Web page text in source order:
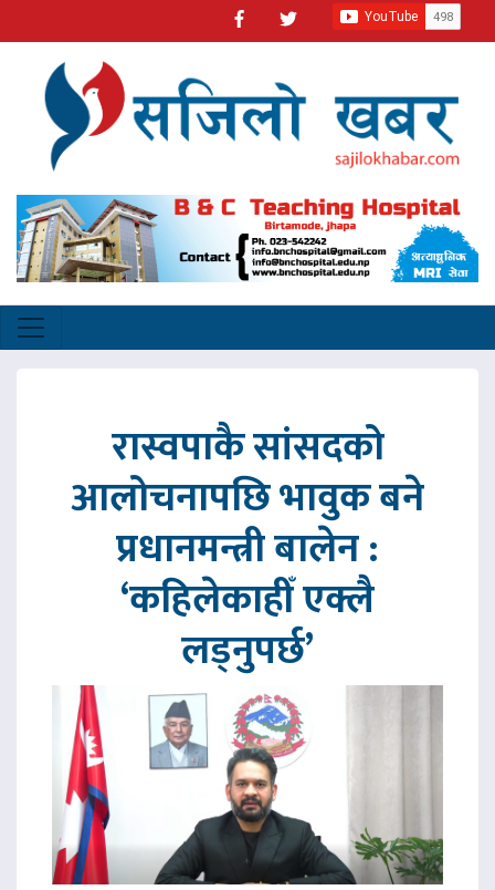
रास्वपाकै सांसदको
आलोचनापछि भावुक बने
प्रधानमन्त्री बालेन :
‘कहिलेकाहीँ एक्लै
लड्नुपर्छ’